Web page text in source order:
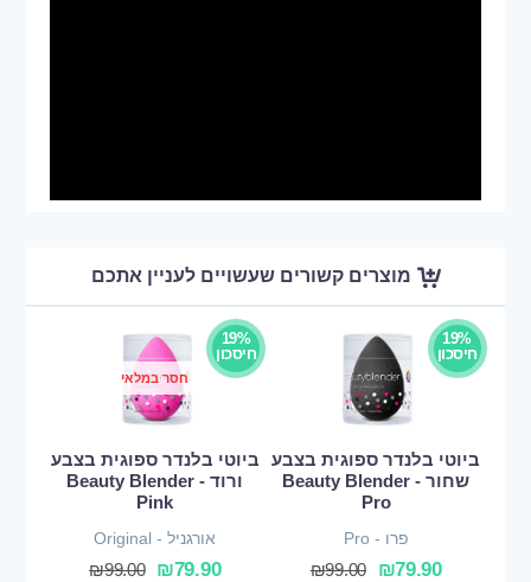
מוצרים קשורים שעשויים לעניין אתכם
19%
חיסכון
ביוטי בלנדר ספוגית בצבע
שחור - Beauty Blender
Pro
פרו - Pro
₪79.90
₪99.00
19%
חיסכון
חסר במלאי
ביוטי בלנדר ספוגית בצבע
ורוד - Beauty Blender
Pink
אורגניל - Original
₪79.90
₪99.00